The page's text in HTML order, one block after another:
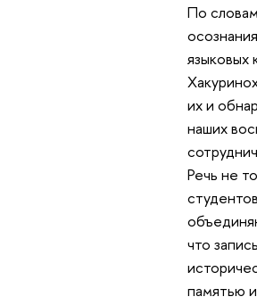
По
языковых
их и
наших
Речь не
что
памятью